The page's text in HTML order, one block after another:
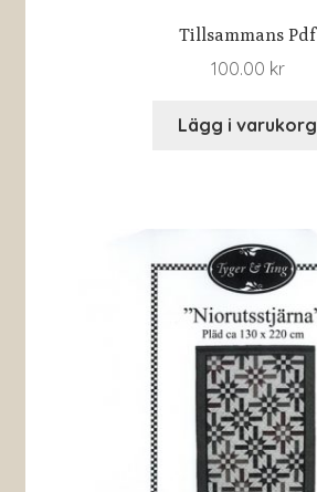
Tillsammans Pdf
100.00 kr
Lägg i varukorg